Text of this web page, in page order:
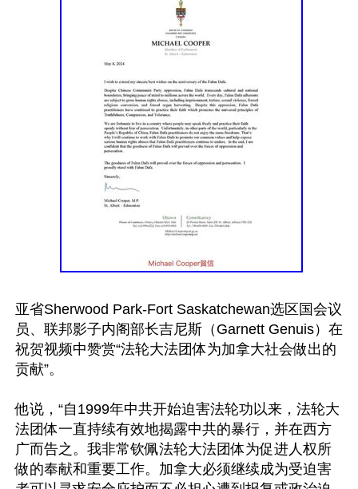
亚省Sherwood Park-Fort Saskatchewan选区国会议
员、联邦影子内阁部长吉尼斯（Garnett Genuis）在
祝贺视频中赞赏“法轮大法团体为加拿大社会做出的
贡献”。
他说，“自1999年中共开始迫害法轮功以来，法轮大
法团体一直持续有效地揭露中共的暴行，并在西方
广而告之。我非常钦佩法轮大法团体为促进人权所
做的奉献和重要工作。加拿大必须继续成为受迫害